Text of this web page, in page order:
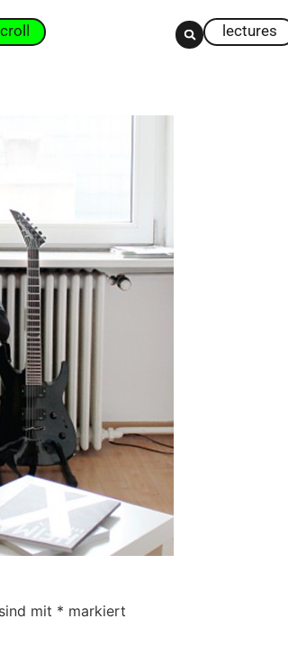
lectures
mit * markiert